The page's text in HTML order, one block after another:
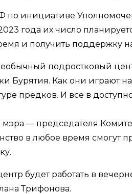
по инициативе
года их число
и получить поддержку
подростковый
Бурятия. Как они играют
предков. И все в
мэра — председателя
в любое время смогут
будет работать в
Трифонова.